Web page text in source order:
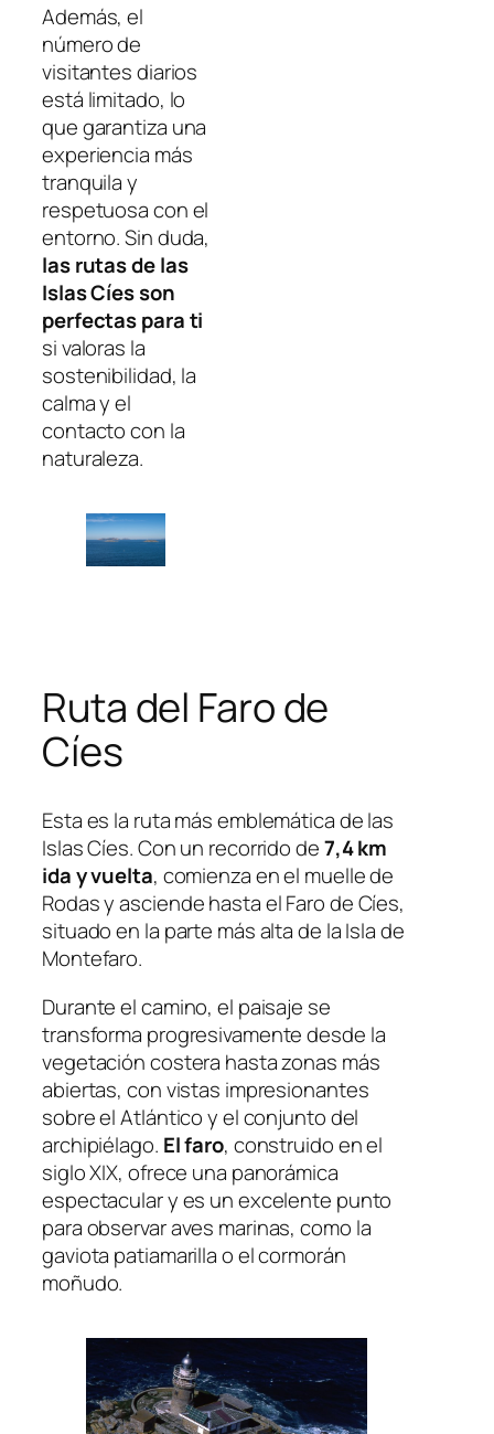
Además, el
número de
visitantes diarios
está limitado, lo
que garantiza una
experiencia más
tranquila y
respetuosa con el
entorno. Sin duda,
las rutas de las
Islas Cíes son
perfectas para ti
si valoras la
sostenibilidad, la
calma y el
contacto con la
naturaleza.
Ruta del Faro de
Cíes
Esta es la ruta más emblemática de las
Islas Cíes. Con un recorrido de7,4 km
ida y vuelta, comienza en el muelle de
Rodas y asciende hasta el Faro de Cíes,
situado en la parte más alta de la Isla de
Montefaro.
Durante el camino, el paisaje se
transforma progresivamente desde la
vegetación costera hasta zonas más
abiertas, con vistas impresionantes
sobre el Atlántico y el conjunto del
archipiélago. El faro, construido en el
siglo XIX, ofrece una panorámica
espectacular y es un excelente punto
para observar aves marinas, como la
gaviota patiamarilla o el cormorán
moñudo.